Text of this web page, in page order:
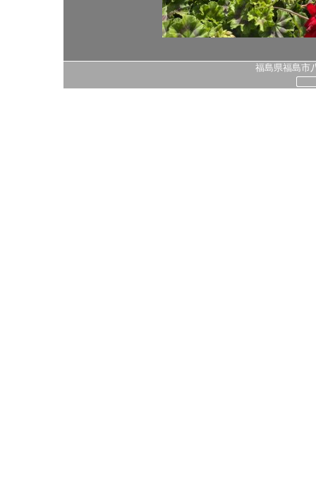
福島県福島市